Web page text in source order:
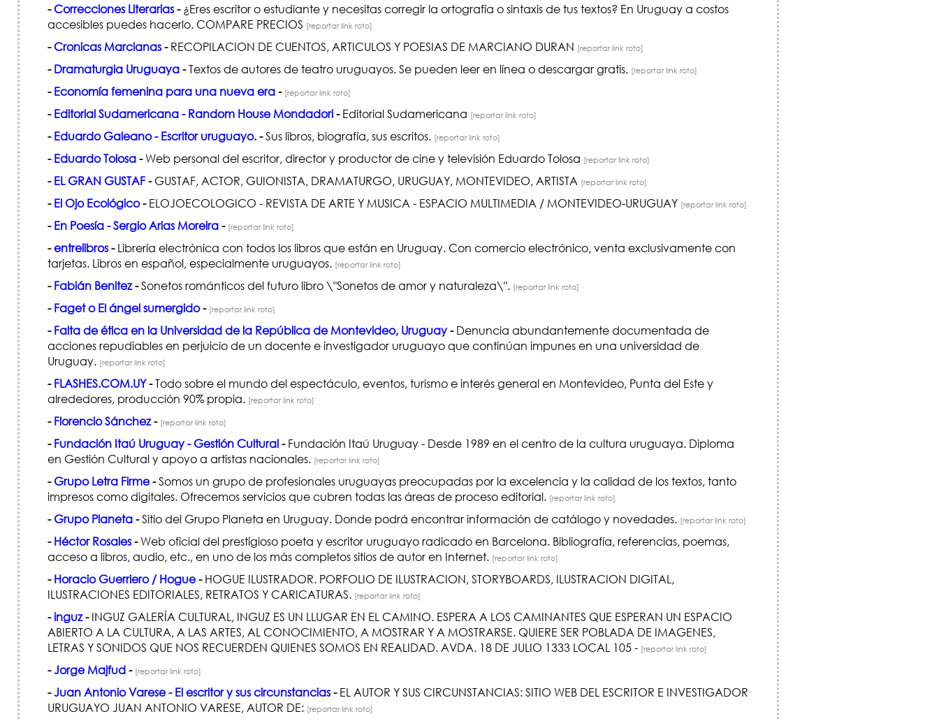
-Correcciones Literarias-¿Eres escritor o estudiante y necesitas corregir la ortografía o sintaxis de tus textos? En Uruguay a costos
accesibles puedes hacerlo. COMPARE PRECIOS [reportar link roto]
-Cronicas Marcianas-RECOPILACION DE CUENTOS, ARTICULOS Y POESIAS DE MARCIANO DURAN [reportar link roto]
- Dramaturgia Uruguaya-Textos de autores de teatro uruguayos. Se pueden leer en línea o descargar gratis. [reportar link roto]
- Economía femenina para una nueva era- [reportar link roto]
- Editorial Sudamericana - Random House Mondadori-Editorial Sudamericana [reportar link roto]
- Eduardo Galeano - Escritor uruguayo.-Sus libros, biografía, sus escritos. [reportar link roto]
- Eduardo Tolosa-Web personal del escritor, director y productor de cine y televisión Eduardo Tolosa [reportar link roto]
- EL GRAN GUSTAF-GUSTAF, ACTOR, GUIONISTA, DRAMATURGO, URUGUAY, MONTEVIDEO, ARTISTA [reportar link roto]
- El Ojo Ecológico-ELOJOECOLOGICO - REVISTA DE ARTE Y MUSICA - ESPACIO MULTIMEDIA / MONTEVIDEO-URUGUAY [reportar link roto]
- En Poesía - Sergio Arias Moreira- [reportar link roto]
-entrelibros-Librería electrónica con todos los libros que están en Uruguay. Con comercio electrónico, venta exclusivamente con
tarjetas. Libros en español, especialmente uruguayos. [reportar link roto]
- Fabián Benitez-Sonetos románticos del futuro libro \"Sonetos de amor y naturaleza\". [reportar link roto]
- Faget o El ángel sumergido- [reportar link roto]
- Falta de ética en la Universidad de la República de Montevideo, Uruguay-Denuncia abundantemente documentada de
acciones repudiables en perjuicio de un docente e investigador uruguayo que continúan impunes en una universidad de
Uruguay. [reportar link roto]
- FLASHES.COM.UY-Todo sobre el mundo del espectáculo, eventos, turismo e interés general en Montevideo, Punta del Este y
alrededores, producción 90% propia. [reportar link roto]
- Florencio Sánchez- [reportar link roto]
- Fundación Itaú Uruguay - Gestión Cultural-Fundación Itaú Uruguay - Desde 1989 en el centro de la cultura uruguaya. Diploma
en Gestión Cultural y apoyo a artistas nacionales. [reportar link roto]
- Grupo Letra Firme-Somos un grupo de profesionales uruguayas preocupadas por la excelencia y la calidad de los textos, tanto
impresos como digitales. Ofrecemos servicios que cubren todas las áreas de proceso editorial. [reportar link roto]
- Grupo Planeta-Sitio del Grupo Planeta en Uruguay. Donde podrá encontrar información de catálogo y novedades. [reportar link roto]
- Héctor Rosales-Web oficial del prestigioso poeta y escritor uruguayo radicado en Barcelona. Bibliografía, referencias, poemas,
acceso a libros, audio, etc., en uno de los más completos sitios de autor en Internet. [reportar link roto]
- Horacio Guerriero / Hogue-HOGUE ILUSTRADOR. PORFOLIO DE ILUSTRACION, STORYBOARDS, ILUSTRACION DIGITAL,
ILUSTRACIONES EDITORIALES, RETRATOS Y CARICATURAS. [reportar link roto]
-inguz-INGUZ GALERÍA CULTURAL, INGUZ ES UN LLUGAR EN EL CAMINO. ESPERA A LOS CAMINANTES QUE ESPERAN UN ESPACIO
ABIERTO A LA CULTURA, A LAS ARTES, AL CONOCIMIENTO, A MOSTRAR Y A MOSTRARSE. QUIERE SER POBLADA DE IMAGENES,
LETRAS Y SONIDOS QUE NOS RECUERDEN QUIENES SOMOS EN REALIDAD. AVDA. 18 DE JULIO 1333 LOCAL 105 - [reportar link roto]
-Jorge Majfud- [reportar link roto]
-Juan Antonio Varese - El escritor y sus circunstancias-EL AUTOR Y SUS CIRCUNSTANCIAS: SITIO WEB DEL ESCRITOR E INVESTIGADOR
URUGUAYO JUAN ANTONIO VARESE, AUTOR DE: [reportar link roto]